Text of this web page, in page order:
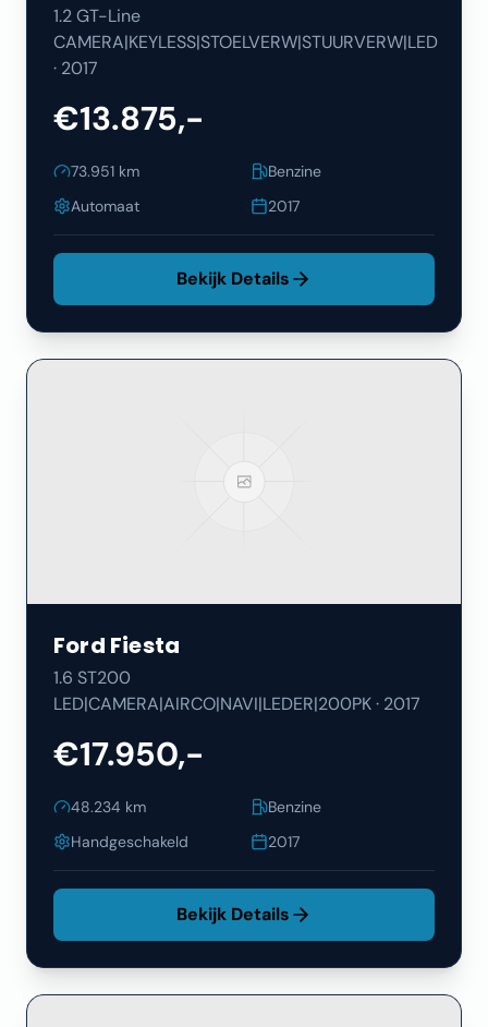
1.2 GT-Line
CAMERA|KEYLESS|STOELVERW|STUURVERW|LED
· 2017
€13.875,-
73.951 km
Benzine
Automaat
2017
Bekijk Details
Ford Fiesta
1.6 ST200
LED|CAMERA|AIRCO|NAVI|LEDER|200PK· 2017
€17.950,-
48.234 km
Benzine
Handgeschakeld
2017
Bekijk Details